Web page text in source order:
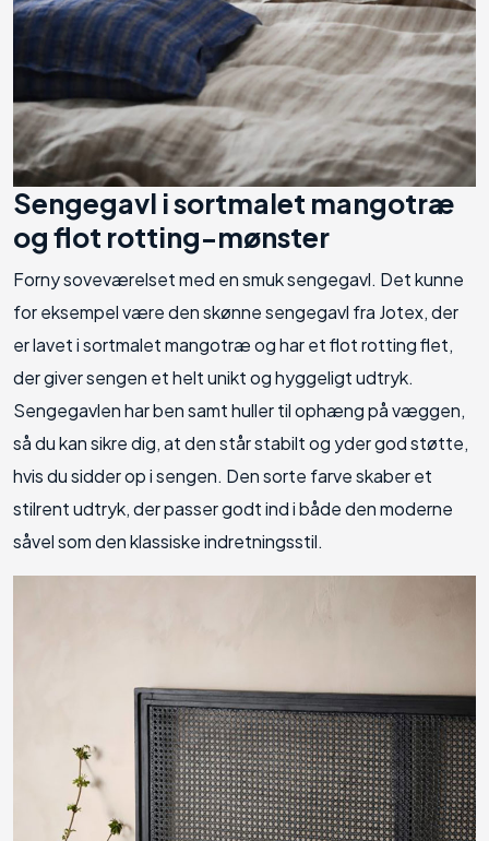
Sengegavl i sortmalet mangotræ
og flot rotting-mønster
Forny soveværelset med en smuk sengegavl. Det kunne
for eksempel være den skønne sengegavl fra Jotex, der
er lavet i sortmalet mangotræ og har et flot rotting flet,
der giver sengen et helt unikt og hyggeligt udtryk.
Sengegavlen har ben samt huller til ophæng på væggen,
så du kan sikre dig, at den står stabilt og yder god støtte,
hvis du sidder op i sengen. Den sorte farve skaber et
stilrent udtryk, der passer godt ind i både den moderne
såvel som den klassiske indretningsstil.